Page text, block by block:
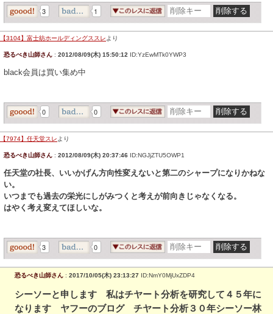
3 1
【3104】富士紡ホールディングススレ より
恐るべき山師さん : 2012/08/09(木) 15:50:12 ID:YzEwMTk0YWP3
black会員は買い集め中
0 0
【7974】任天堂スレ より
恐るべき山師さん : 2012/08/09(木) 20:37:46 ID:NGJjZTU5OWP1
任天堂の社長、いいかげん方向性変えないと第二のシャープになりかねな
い。
いつまでも過去の栄光にしがみつくと考えが前向きじゃなくなる。
はやく考え変えてほしいな。
3 0
恐るべき山師さん : 2017/10/05(木) 23:13:27 ID:NmY0MjUxZDP4
シーソーと申します 私はチヤート分析を研究して４５年に
なります ヤフーのブログ チヤート分析３０年シーソー林